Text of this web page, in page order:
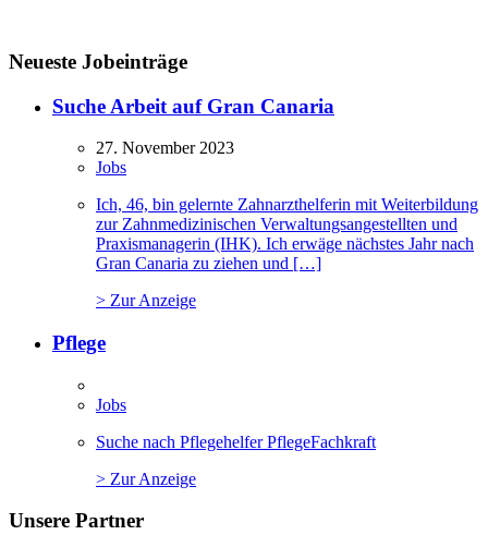
Neueste Jobeinträge
Suche Arbeit auf Gran Canaria
27. November 2023
Jobs
Ich, 46, bin gelernte Zahnarzthelferin mit Weiterbildung
zur Zahnmedizinischen Verwaltungsangestellten und
Praxismanagerin (IHK). Ich erwäge nächstes Jahr nach
Gran Canaria zu ziehen und […]
> Zur Anzeige
Pflege
Jobs
Suche nach Pflegehelfer PflegeFachkraft
> Zur Anzeige
Unsere Partner